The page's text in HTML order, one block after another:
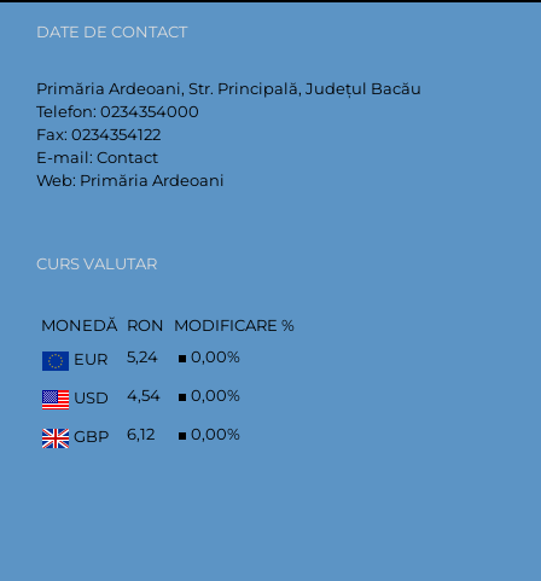
DATE DE CONTACT
Primăria Ardeoani, Str. Principală, Județul Bacău
Telefon: 0234354000
Fax: 0234354122
E-mail: Contact
Web: Primăria Ardeoani
CURS VALUTAR
MONEDĂ RON
MODIFICARE %
EUR
5,24 0,00%
USD 4,54 0,00%
GBP 6,12 0,00%